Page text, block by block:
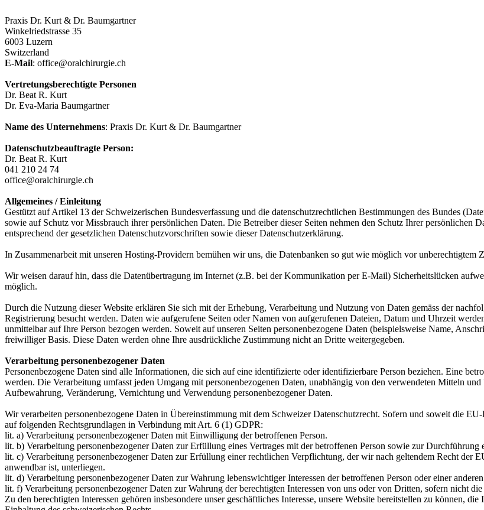
Praxis Dr. Kurt & Dr. Baumgartner
Winkelriedstrasse 35
6003 Luzern
Switzerland
E-Mail: office@oralchirurgie.ch
Vertretungsberechtigte Personen
Dr. Beat R. Kurt
Dr. Eva-Maria Baumgartner
Name des Unternehmens: Praxis Dr. Kurt & Dr. Baumgartner
Datenschutzbeauftragte Person:
Dr. Beat R. Kurt
041 210 24 74
office@oralchirurgie.ch
Allgemeines / Einleitung
Gestützt auf Artikel 13 der Schweizerischen Bundesverfassung und die datenschutzrechtlichen Bestimmungen des Bundes
sowie auf Schutz vor Missbrauch ihrer persönlichen Daten. Die Betreiber dieser Seiten nehmen den Schutz Ihrer persönlichen
entsprechend der gesetzlichen Datenschutzvorschriften sowie dieser Datenschutzerklärung.
In Zusammenarbeit mit unseren Hosting-Providern bemühen wir uns, die Datenbanken so gut wie möglich vor unberechtigtem
Wir weisen darauf hin, dass die Datenübertragung im Internet (z.B. bei der Kommunikation per E-Mail) Sicherheitslücken
möglich.
Durch die Nutzung dieser Website erklären Sie sich mit der Erhebung, Verarbeitung und Nutzung von Daten gemäss der
Registrierung besucht werden. Daten wie aufgerufene Seiten oder Namen von aufgerufenen Dateien, Datum und Uhrzeit
unmittelbar auf Ihre Person bezogen werden. Soweit auf unseren Seiten personenbezogene Daten (beispielsweise Name,
freiwilliger Basis. Diese Daten werden ohne Ihre ausdrückliche Zustimmung nicht an Dritte weitergegeben.
Verarbeitung personenbezogener Daten
Personenbezogene Daten sind alle Informationen, die sich auf eine identifizierte oder identifizierbare Person beziehen. Eine
werden. Die Verarbeitung umfasst jeden Umgang mit personenbezogenen Daten, unabhängig von den verwendeten Mitteln
Aufbewahrung, Veränderung, Vernichtung und Verwendung personenbezogener Daten.
Wir verarbeiten personenbezogene Daten in Übereinstimmung mit dem Schweizer Datenschutzrecht. Sofern und soweit die
auf folgenden Rechtsgrundlagen in Verbindung mit Art. 6 (1) GDPR:
lit. a) Verarbeitung personenbezogener Daten mit Einwilligung der betroffenen Person.
lit. b) Verarbeitung personenbezogener Daten zur Erfüllung eines Vertrages mit der betroffenen Person sowie zur Durchführung
lit. c) Verarbeitung personenbezogener Daten zur Erfüllung einer rechtlichen Verpflichtung, der wir nach geltendem Recht der
anwendbar ist, unterliegen.
lit. d) Verarbeitung personenbezogener Daten zur Wahrung lebenswichtiger Interessen der betroffenen Person oder einer
lit. f) Verarbeitung personenbezogener Daten zur Wahrung der berechtigten Interessen von uns oder von Dritten, sofern nicht
Zu den berechtigten Interessen gehören insbesondere unser geschäftliches Interesse, unsere Website bereitstellen zu können,